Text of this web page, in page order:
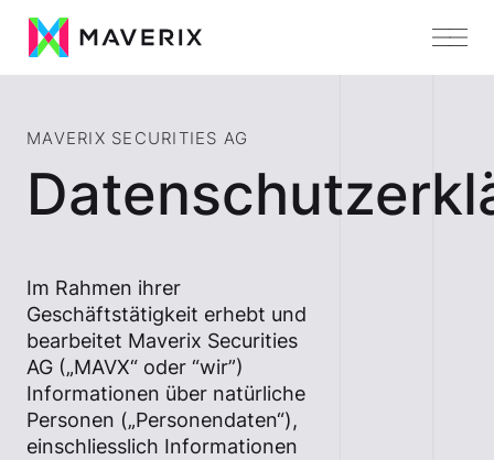
MAVERIX SECURITIES AG
Im Rahmen ihrer
Geschäftstätigkeit erhebt und
bearbeitet Maverix Securities
AG („MAVX“ oder “wir”)
Informationen über natürliche
Personen („Personendaten“),
einschliesslich Informationen